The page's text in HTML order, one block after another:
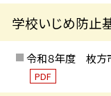
学校いじめ防止
令和８年度 枚方
PDF